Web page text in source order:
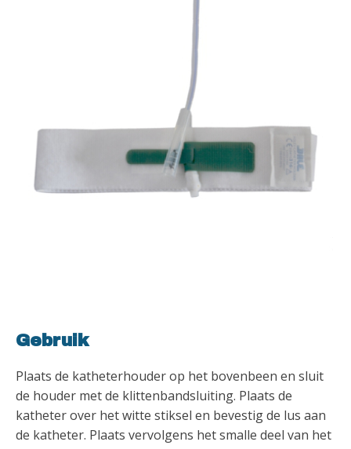
Gebruik
Plaats de katheterhouder op het bovenbeen en sluit
de houder met de klittenbandsluiting. Plaats de
katheter over het witte stiksel en bevestig de lus aan
de katheter. Plaats vervolgens het smalle deel van het